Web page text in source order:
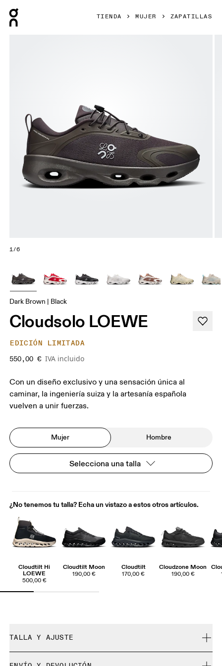
TIENDA MUJER ZAPATILLAS
1/6
Dark Brown | Black
Cloudsolo LOEWE
EDICIÓN LIMITADA
550,00 € IVA incluido
Con un diseño exclusivo y una sensación única al
caminar, la ingeniería suiza y la artesanía española
vuelven a unir fuerzas.
Mujer Hombre
Selecciona una talla
¿No tenemos tu talla? Echa un vistazo a estos otros artículos.
Cloudtilt Hi
LOEWE
500,00 €
Cloudtilt Moon
190,00 €
Cloudtilt
170,00 €
Cloudzone Moon
190,00 €
TALLA Y AJUSTE